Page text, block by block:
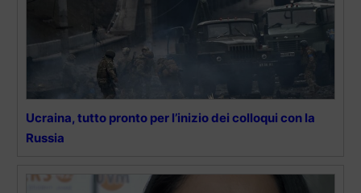
Ucraina, tutto pronto per l’inizio dei colloqui con la
Russia